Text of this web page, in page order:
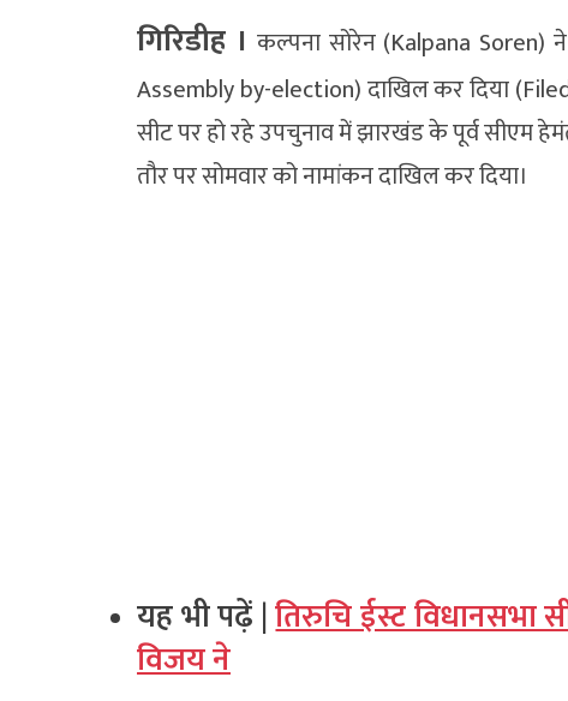
गिरिडीह । कल्पना सोरेन (Kalpana Soren)
Assembly by-election) दाखिल कर दिया
सीट पर हो रहे उपचुनाव में झारखंड के पूर्व सीएम
तौर पर सोमवार को नामांकन दाखिल कर दिया।
यह भी पढ़ें |तिरुचि ईस्ट विधानसभा
विजय ने